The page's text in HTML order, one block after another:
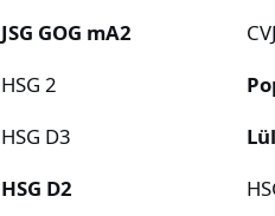
JSG GOG mA2
HSG 2
HSG D3
HSG D2